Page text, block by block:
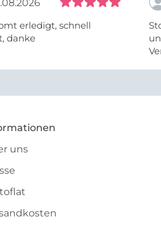
erledigt, schnell
danke
uns